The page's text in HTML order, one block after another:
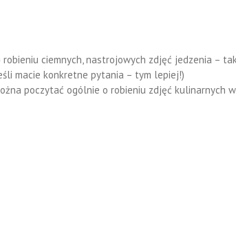
ciemnych, nastrojowych zdjęć jedzenia –
macie konkretne pytania – tym lepiej!)
poczytać ogólnie o robieniu zdjęć kulinarnych